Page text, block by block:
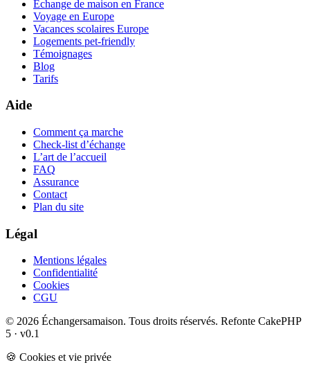
Échange de maison en France
Voyage en Europe
Vacances scolaires Europe
Logements pet-friendly
Témoignages
Blog
Tarifs
Aide
Comment ça marche
Check-list d’échange
L’art de l’accueil
FAQ
Assurance
Contact
Plan du site
Légal
Mentions légales
Confidentialité
Cookies
CGU
© 2026 Échangersamaison. Tous droits réservés. Refonte CakePHP
5 · v0.1
🍪 Cookies et vie privée